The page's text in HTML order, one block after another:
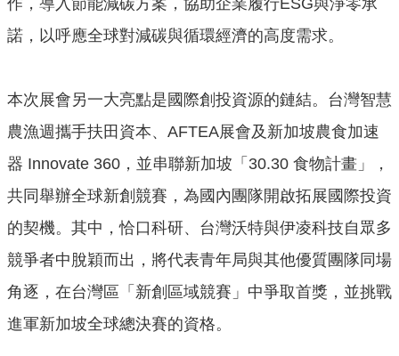
作，導入節能減碳方案，協助企業履行ESG與淨零承
諾，以呼應全球對減碳與循環經濟的高度需求。
本次展會另一大亮點是國際創投資源的鏈結。台灣智慧
農漁週攜手扶田資本、AFTEA展會及新加坡農食加速
器 Innovate 360，並串聯新加坡「30.30 食物計畫」，
共同舉辦全球新創競賽，為國內團隊開啟拓展國際投資
的契機。其中，恰口科研、台灣沃特與伊凌科技自眾多
競爭者中脫穎而出，將代表青年局與其他優質團隊同場
角逐，在台灣區「新創區域競賽」中爭取首獎，並挑戰
進軍新加坡全球總決賽的資格。